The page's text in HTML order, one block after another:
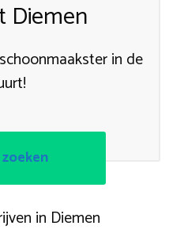
Diemen
in de
in Diemen